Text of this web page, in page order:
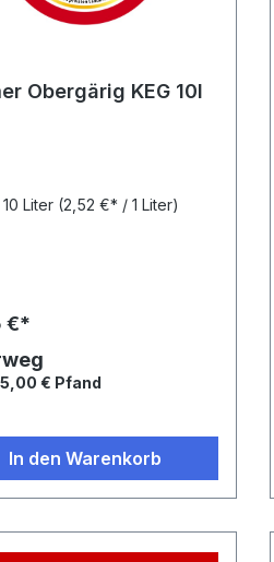
Obergärig KEG 10l
10 Liter (2,52 €* / 1 Liter)
€*
€ Pfand
In den Warenkorb